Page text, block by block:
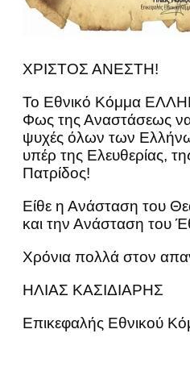
ΧΡΙΣΤΟΣ ΑΝΕΣΤΗ!
Το Εθνικό Κόμμα
Φως της Αναστάσεως να
ψυχές όλων των
υπέρ της Ελευθερίας,
Πατρίδος!
Είθε η Ανάσταση του
και την Ανάσταση του
Χρόνια πολλά στον
ΗΛΙΑΣ ΚΑΣΙΔΙΑΡΗΣ
Επικεφαλής Εθνικού